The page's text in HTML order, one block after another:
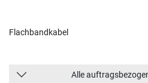
Flachbandkabel
Alle